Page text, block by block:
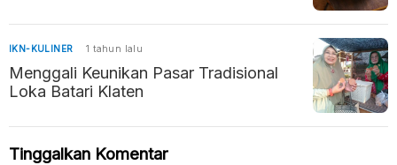
IKN-KULINER 1 tahun lalu
Menggali Keunikan Pasar Tradisional
Loka Batari Klaten
Tinggalkan Komentar